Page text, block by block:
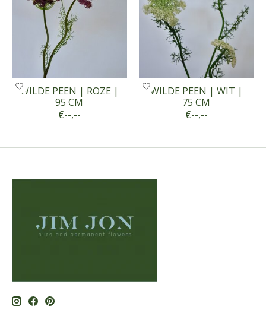
WILDE PEEN | ROZE |
95 CM
€--,--
WILDE PEEN | WIT |
75 CM
€--,--